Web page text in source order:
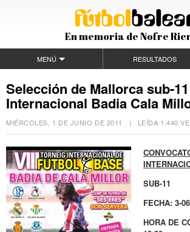
En memoria de Nofre
MENÚ RESULTADOS
Selección de Mallorca sub-
Internacional Badia Cala
MIÉRCOLES, 1 DE JUNIO DE 2011 | LEÍDA 1.440
SUB-11
FECHA: 3-
HORA DE